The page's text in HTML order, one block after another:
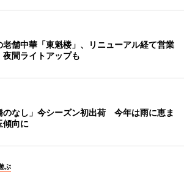
老舗中華「東魁楼」、リニューアル経て営業
間ライトアップも
のなし」今シーズン初出荷 今年は雨に恵ま
傾向に
ぶ